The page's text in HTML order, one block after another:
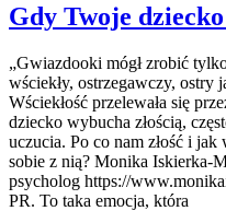
Gdy Twoje
„Gwiazdooki mógł zrobić
wściekły, ostrzegawczy, ostry
Wściekłość przelewała się
dziecko wybucha złością,
uczucia. Po co nam złość i
sobie z nią? Monika Iskierka-
psycholog https://
PR. To taka emocja, która